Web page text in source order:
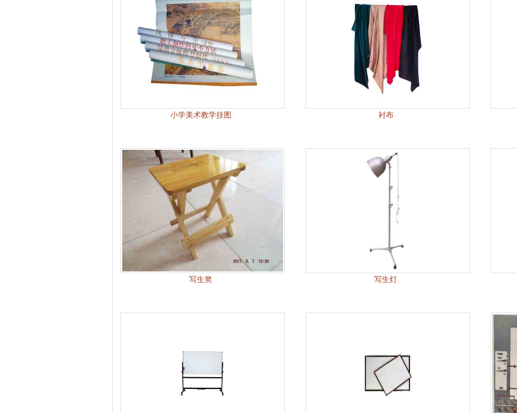
小学美术教学挂图 衬布
写生凳 写生灯